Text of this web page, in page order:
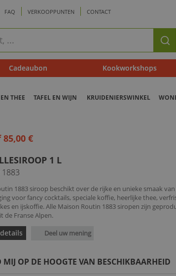
FAQ VERKOOPPUNTEN CONTACT
Cadeaubon Kookworkshops
THEE TAFEL EN WIJN KRUIDENIERSWINKEL
€
1 L
1883
1883 siroop beschikt over de rijke en unieke smaak
voor fancy cocktails, speciale koffie, heerlijke thee,
en ijskoffie. Alle Maison Routin 1883 siropen zijn
de Franse Alpen.
Deel uw mening
MIJ OP DE HOOGTE VAN BESCHIKBAARHEID